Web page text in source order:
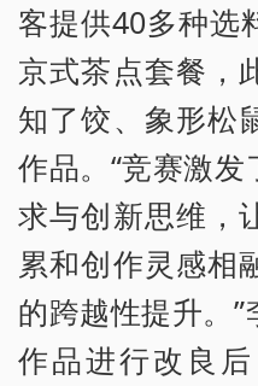
客提供40多种选
京式茶点套餐，
知了饺、象形松
作品。“竞赛激
求与创新思维，
累和创作灵感相
的跨越性提升。
作品进行改良